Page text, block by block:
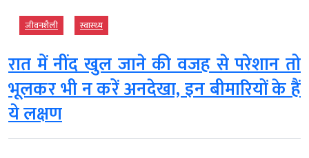
जीवनशैली स्‍वास्‍थ्‍य
रात में नींद खुल जाने की वजह से परेशान तो
भूलकर भी न करें अनदेखा, इन बीमारियों के हैं
ये लक्षण